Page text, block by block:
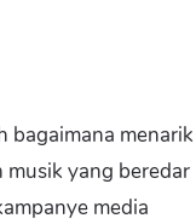
bagaimana menarik
yang beredar
media